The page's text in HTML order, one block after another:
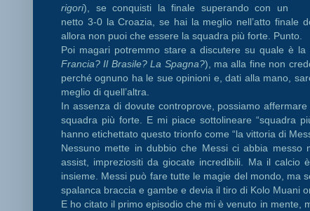
rigori), se conquisti la finale superando con un
netto 3-0 la Croazia, se hai la meglio nell’atto finale
allora non puoi che essere la squadra più forte. Punto.
Poi magari potremmo stare a discutere su quale è
Francia? Il Brasile? La Spagna?), ma alla fine non
perché ognuno ha le sue opinioni e, dati alla mano,
meglio di quell’altra.
In assenza di dovute controprove, possiamo
squadra più forte. E mi piace sottolineare “squadra
hanno etichettato questo trionfo come “la vittoria di
Nessuno mette in dubbio che Messi ci abbia messo
assist, impreziositi da giocate incredibili. Ma il
insieme. Messi può fare tutte le magie del mondo, ma
spalanca braccia e gambe e devia il tiro di Kolo Muani
E ho citato il primo episodio che mi è venuto in mente,